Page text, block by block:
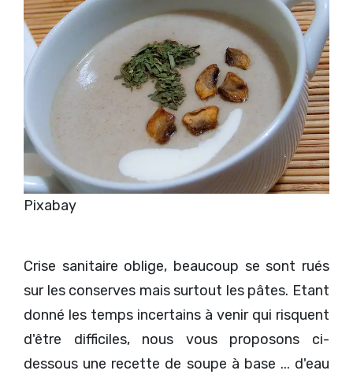
Pixabay
Crise sanitaire oblige, beaucoup se sont rués
sur les conserves mais surtout les pâtes. Etant
donné les temps incertains à venir qui risquent
d'être difficiles, nous vous proposons ci-
dessous une recette de soupe à base ... d'eau